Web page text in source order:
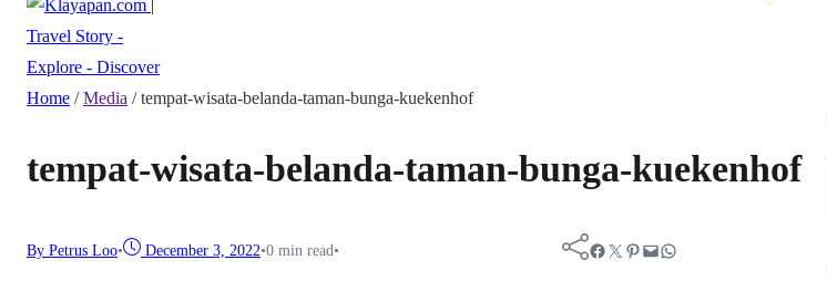
Home /Media /tempat-wisata-belanda-taman-bunga-kuekenhof
tempat-wisata-belanda-taman-bunga-kuekenhof
By Petrus Loo• December 3, 2022•0 min read• Facebook Twitter Pinterest Mail WhatsApp